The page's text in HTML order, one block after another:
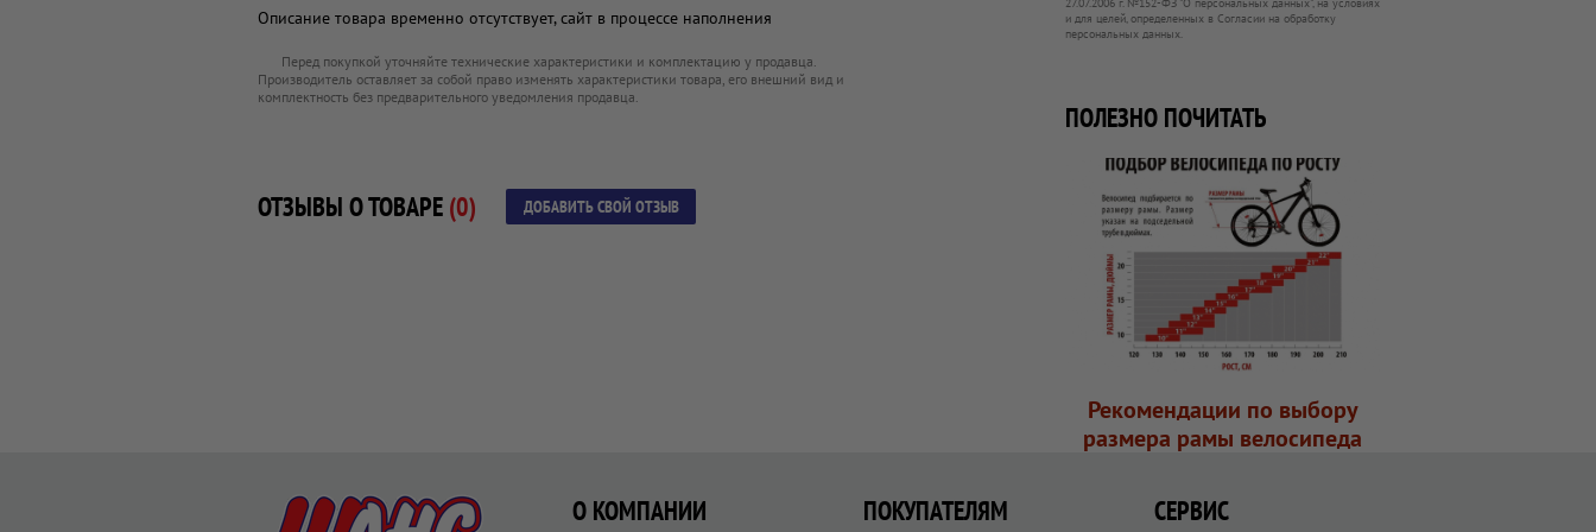
Описание товара временно отсутствует, сайт в процессе наполнения
Перед покупкой уточняйте технические характеристики и комплектацию у продавца.
Производитель оставляет за собой право изменять характеристики товара, его внешний вид и
комплектность без предварительного уведомления продавца.
ОТЗЫВЫ О ТОВАРЕ (0) ДОБАВИТЬ СВОЙ ОТЗЫВ
и для целей, определенных в Согласии на обработку
персональных данных.
ПОЛЕЗНО ПОЧИТАТЬ
Рекомендации по выбору
размера рамы велосипеда
О КОМПАНИИ ПОКУПАТЕЛЯМ СЕРВИС